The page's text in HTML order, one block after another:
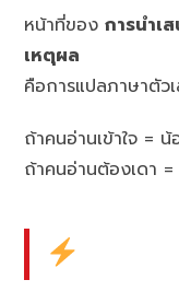
หน้าที่ของการนำเ
เหตุผล
คือการแปลภาษาตั
ถ้าคนอ่านเข้าใจ = น้
ถ้าคนอ่านต้องเดา